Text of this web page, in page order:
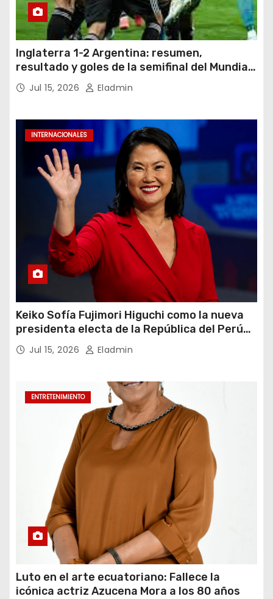
Inglaterra 1-2 Argentina: resumen,
resultado y goles de la semifinal del Mundial
2026Jul 15, 2026 Eladmin
INTERNACIONALES
Keiko Sofía Fujimori Higuchi como la nueva
presidenta electa de la República del Perú
para el periodo constitucional 2026-2031
Jul 15, 2026 Eladmin
ENTRETENIMIENTO
Luto en el arte ecuatoriano: Fallece la
icónica actriz Azucena Mora a los 80 años